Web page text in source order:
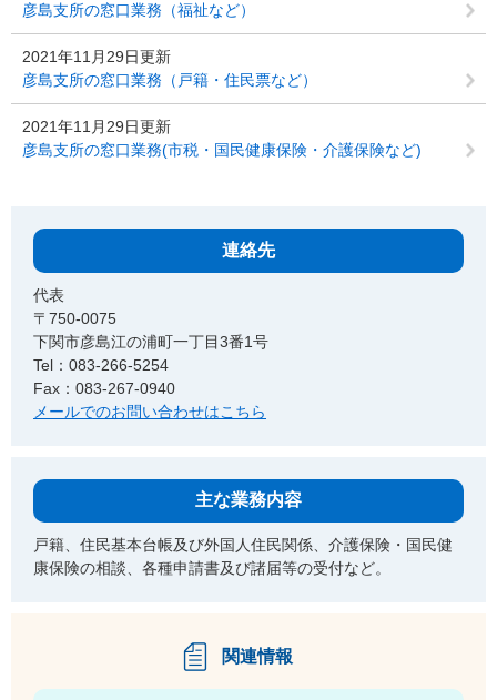
彦島支所の窓口業務（福祉など）
2021年11月29日更新
彦島支所の窓口業務（戸籍・住民票など）
2021年11月29日更新
彦島支所の窓口業務(市税・国民健康保険・介護保険など)
連絡先
代表
〒750-0075
下関市彦島江の浦町一丁目3番1号
Tel：083-266-5254
Fax：083-267-0940
メールでのお問い合わせはこちら
主な業務内容
戸籍、住民基本台帳及び外国人住民関係、介護保険・国民健
康保険の相談、各種申請書及び諸届等の受付など。
関連情報